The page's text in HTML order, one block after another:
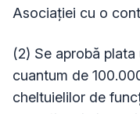
Asociaţiei cu o
(2) Se aprobă
cuantum de
cheltuielilor de